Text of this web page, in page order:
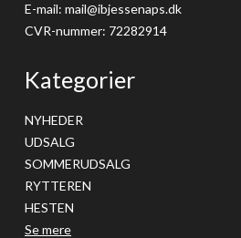
E-mail: mail@ibjessenaps.dk
CVR-nummer: 72282914
Kategorier
NYHEDER
UDSALG
SOMMERUDSALG
RYTTEREN
HESTEN
Se mere